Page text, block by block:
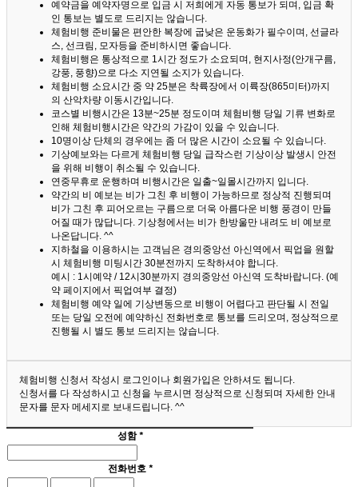
예약금을 예약자명으로 입금 시 저희에게 자동 통보가 되며, 입금 확
인 통보는 별도로 드리지는 않습니다.
체험비행 준비물은 편안한 복장에 굽낮은 운동화가 필수이며, 선글라
스, 선크림, 모자등을 준비하시면 좋습니다.
체험비행은 통상적으로 1시간 정도가 소요되며, 현지사정(안개구름,
강풍, 풍향)으로 다소 지연될 소지가 있습니다.
체험비행 소요시간 중 약 25분은 착륙장에서 이륙장(865미터)까지
의 산악차량 이동시간입니다.
코스별 비행시간은 13분~25분 정도이며 체험비행 당일 기류 변화로
인해 체험비행시간은 약간의 가감이 있을 수 있습니다.
10명이상 단체의 경우에는 좀 더 많은 시간이 소요될 수 있습니다.
기상예보와는 다르게 체험비행 당일 급작스런 기상이상 발생시 안전
을 위해 비행이 취소될 수 있습니다.
연중무휴로 운행하며 비행시간은 일출~일몰시간까지 입니다.
약간의 비 예보는 비가 그친 후 비행이 가능하므로 정상적 진행되며
비가 그친 후 피어오르는 구름으로 더욱 아름다운 비행 풍경이 만들
어질 때가 많답니다. 기상청에서는 비가 한방울만 내려도 비 예보로
나온답니다. ^^
지하철을 이용하시는 고객님은 경의중앙선 아신역에서 픽업을 원할
시 체험비행 미팅시간 30분전까지 도착하셔야 합니다.
예시 : 1시예약 / 12시30분까지 경의중앙선 아신역 도착바랍니다. (예
약 페이지에서 픽업여부 결정)
체험비행 예약 일에 기상변동으로 비행이 어렵다고 판단될 시 전일
또는 당일 오전에 예약하신 전화번호로 통보를 드리오며, 정상적으로
진행될 시 별도 통보 드리지는 않습니다.
체험비행 신청서 작성시 로그인이나 회원가입은 안하셔도 됩니다.
신청서를 다 작성하시고 신청을 누르시면 정상적으로 신청되며 자세한 안내
문자를 문자 메세지로 보내드립니다. ^^
성함*
전화번호 *